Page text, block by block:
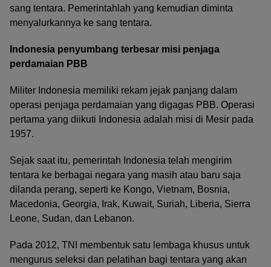
sang tentara. Pemerintahlah yang kemudian diminta
menyalurkannya ke sang tentara.
Indonesia penyumbang terbesar misi penjaga
perdamaian PBB
Militer Indonesia memiliki rekam jejak panjang dalam
operasi penjaga perdamaian yang digagas PBB. Operasi
pertama yang diikuti Indonesia adalah misi di Mesir pada
1957.
Sejak saat itu, pemerintah Indonesia telah mengirim
tentara ke berbagai negara yang masih atau baru saja
dilanda perang, seperti ke Kongo, Vietnam, Bosnia,
Macedonia, Georgia, Irak, Kuwait, Suriah, Liberia, Sierra
Leone, Sudan, dan Lebanon.
Pada 2012, TNI membentuk satu lembaga khusus untuk
mengurus seleksi dan pelatihan bagi tentara yang akan